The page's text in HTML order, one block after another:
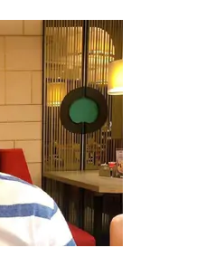
Đăng ký tin tức mới